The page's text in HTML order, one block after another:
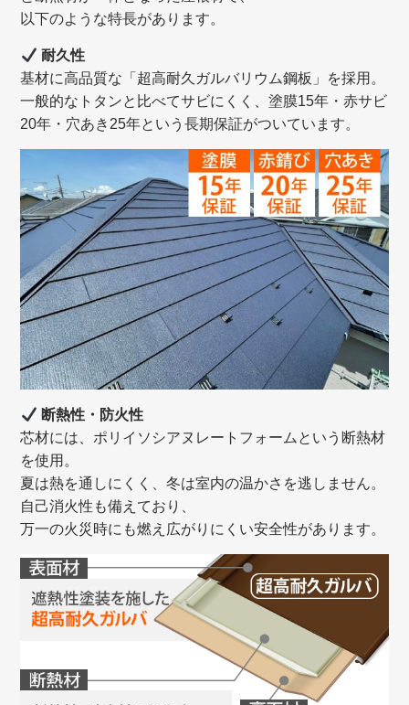
以下のような特長があります。
耐久性
基材に高品質な「超高耐久ガルバリウム鋼板」を採用。
一般的なトタンと比べてサビにくく、塗膜15年・赤サビ
20年・穴あき25年という長期保証がついています。
断熱性・防火性
芯材には、ポリイソシアヌレートフォームという断熱材
を使用。
夏は熱を通しにくく、冬は室内の温かさを逃しません。
自己消火性も備えており、
万一の火災時にも燃え広がりにくい安全性があります。